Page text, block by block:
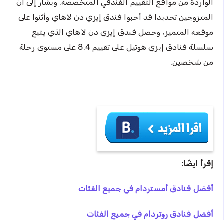
المتزوجين تحديدا قد أحبوا فندق إيزي دن لاهاي وأثنوا على
موقعه المتميز، وحصل فندق إيزي دن لاهاي الذي يتبع
سلسلة فنادق إيزي هوتيل على تقييم 8.4 على مستوى رحلة
من شخصين.
إقرأ ايضًا:
أفضل فنادق أمستردام في جميع الفئات
أفضل فنادق روتردام في جميع الفئات